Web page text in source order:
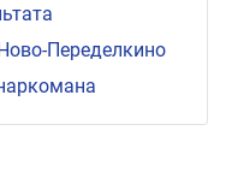
Переделкино